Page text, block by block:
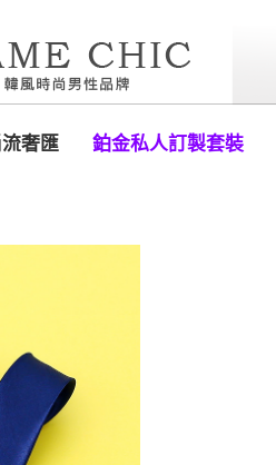
奢匯 鉑金私人訂製套裝